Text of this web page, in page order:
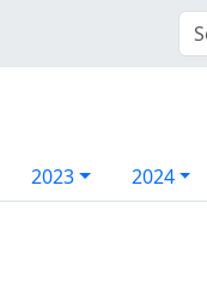
2023 2024